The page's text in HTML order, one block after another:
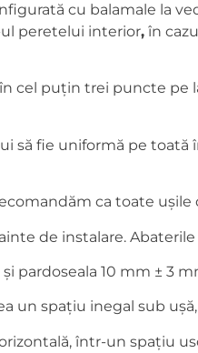
cu balamale la
ul peretelui interior, în
cel puțin trei puncte pe
să fie uniformă pe
ca toate ușile
de instalare.
pardoseala 10 mm ± 3
un spațiu inegal sub
într-un spațiu